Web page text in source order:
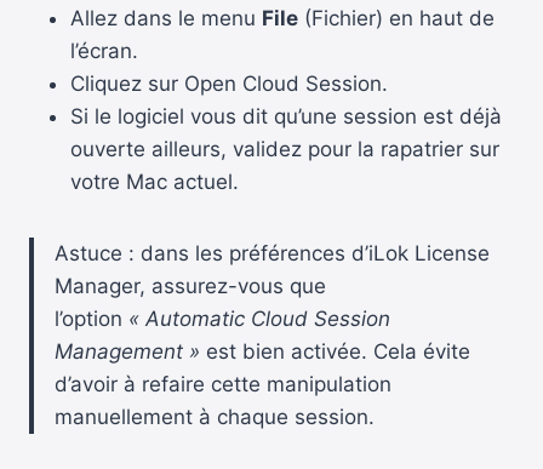
Allez dans le menu File (Fichier) en haut de
l’écran.
Cliquez sur Open Cloud Session.
Si le logiciel vous dit qu’une session est déjà
ouverte ailleurs, validez pour la rapatrier sur
votre Mac actuel.
Astuce : dans les préférences d’iLok License
Manager, assurez-vous que
l’option « Automatic Cloud Session
Management » est bien activée. Cela évite
d’avoir à refaire cette manipulation
manuellement à chaque session.